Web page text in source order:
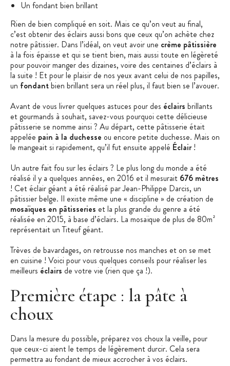
Un fondant bien brillant
Rien de bien compliqué en soit. Mais ce qu’on veut au final,
c’est obtenir des éclairs aussi bons que ceux qu’on achète chez
notre pâtissier. Dans l’idéal, on veut avoir une crème pâtissière
à la fois épaisse et qui se tient bien, mais aussi toute en légèreté
pour pouvoir manger des dizaines, voire des centaines d’éclairs à
la suite ! Et pour le plaisir de nos yeux avant celui de nos papilles,
un fondantbien brillant sera un réel plus, il faut bien se l’avouer.
Avant de vous livrer quelques astuces pour des éclairs brillants
et gourmands à souhait, savez-vous pourquoi cette délicieuse
pâtisserie se nomme ainsi ? Au départ, cette pâtisserie était
appelée pain à la duchesse ou encore petite duchesse. Mais on
le mangeait si rapidement, qu’il fut ensuite appelé Éclair!
Un autre fait fou sur les éclairs ? Le plus long du monde a été
réalisé il y a quelques années, en 2016 et il mesurait 676 mètres
! Cet éclair géant a été réalisé par Jean-Philippe Darcis, un
pâtissier belge. Il existe même une « discipline » de création de
mosaïques en pâtisseries et la plus grande du genre a été
réalisée en 2015, à base d’éclairs. La mosaïque de plus de 80m²
représentait un Titeuf géant.
Trèves de bavardages, on retrousse nos manches et on se met
en cuisine ! Voici pour vous quelques conseils pour réaliser les
meilleurs éclairs de votre vie (rien que ça !).
Première étape : la pâte à
choux
Dans la mesure du possible, préparez vos choux la veille, pour
que ceux-ci aient le temps de légèrement durcir. Cela sera
permettra au fondant de mieux accrocher à vos éclairs.